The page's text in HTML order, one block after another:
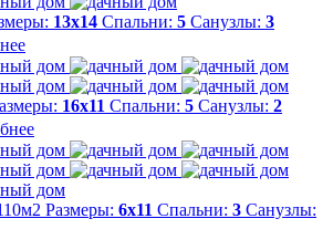
13х14 Спальни: 5 Санузлы: 3
16х11 Спальни: 5 Санузлы: 2
Размеры: 6х11 Спальни: 3 Санузлы: